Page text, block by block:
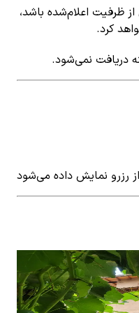
ظرفیت اعلام‌شده باشد،
کرد.
دوخواب در روستای طویر
طویر مرزن آباد